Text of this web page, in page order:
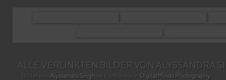
ALLE VERLINKTEN BILDER VON ALYSSANDRA
Bilder von Alyssandra Singh im Portfolio von DigitalMinds Photography.